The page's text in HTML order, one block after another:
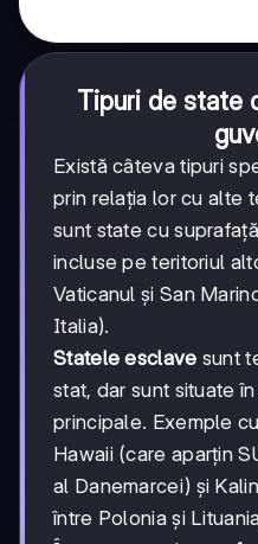
Tipuri de state
Există câteva tipuri
prin relația lor cu alte
sunt state cu
incluse pe teritoriul
Vaticanul și San
Italia).
Statele esclave sunt
stat, dar sunt situate
principale. Exemple
Hawaii (care aparțin
al Danemarcei) și
între Polonia și